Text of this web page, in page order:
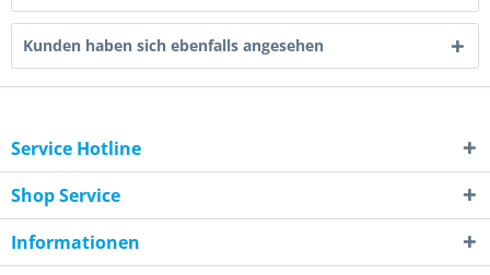
Kunden haben sich ebenfalls angesehen
Service Hotline
Shop Service
Informationen